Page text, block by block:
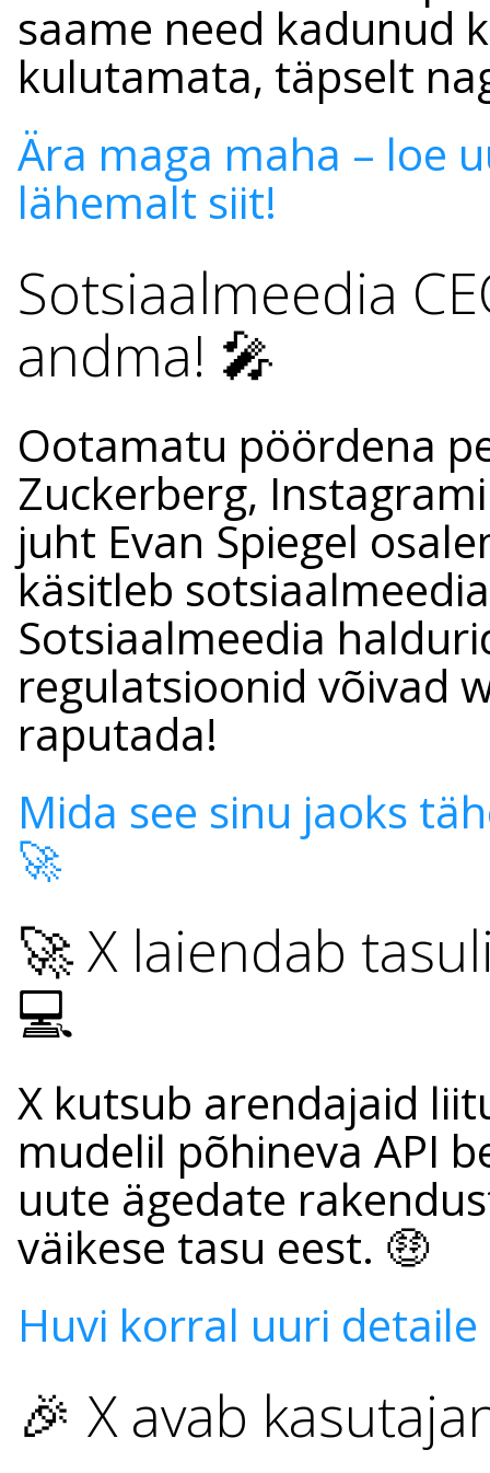
saame need kadunud
kulutamata, täpselt
Ära maga maha – loe
lähemalt siit!
Sotsiaalmeedia
andma! 🎤
Ootamatu pöördena
Zuckerberg,
juht Evan Spiegel
käsitleb
Sotsiaalmeedia
regulatsioonid võivad
raputada!
Mida see sinu jaoks
🚀
🚀 X laiendab
💻
X kutsub arendajaid
mudelil põhineva API
uute ägedate
väikese tasu eest. 🤑
Huvi korral uuri detaile
🎉 X avab